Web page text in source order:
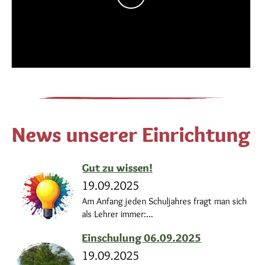
News unserer Einrichtung
Gut zu wissen!
19.09.2025
Am Anfang jeden Schuljahres fragt man sich
als Lehrer immer:...
Einschulung 06.09.2025
19.09.2025